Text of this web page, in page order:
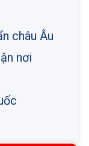
châu Âu
nơi